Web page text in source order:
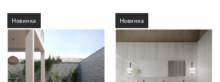
Новинка Новинка